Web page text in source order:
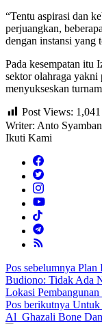
“Tentu aspirasi dan
perjuangkan,
dengan instansi yang
Pada kesempatan itu
sektor olahraga yakni
menyukseskan
Post Views: 1,041
Writer: Anto
Ikuti Kami
Navigasi
pos
Pos sebelumnya Plan
Budiono: Tidak Ada
Lokasi
Pos berikutnya Untuk
Al_Ghazali Bone